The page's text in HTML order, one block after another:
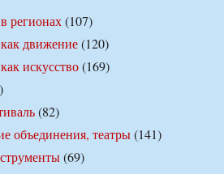
регионах(107)
движение(120)
искусство(169)
(82)
объединения, театры(141)
(69)